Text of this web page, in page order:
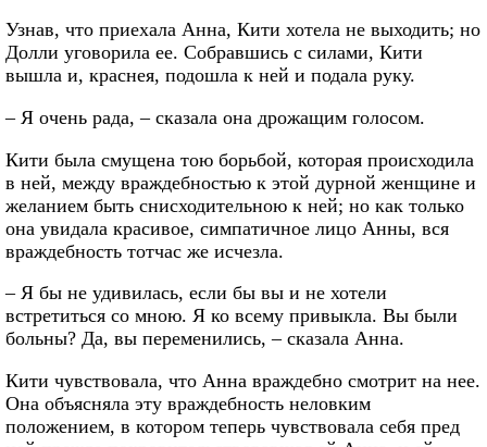
Узнав, что приехала Анна, Кити хотела не выходить; но
Долли уговорила ее. Собравшись с силами, Кити
вышла и, краснея, подошла к ней и подала руку.
– Я очень рада, – сказала она дрожащим голосом.
Кити была смущена тою борьбой, которая происходила
в ней, между враждебностью к этой дурной женщине и
желанием быть снисходительною к ней; но как только
она увидала красивое, симпатичное лицо Анны, вся
враждебность тотчас же исчезла.
– Я бы не удивилась, если бы вы и не хотели
встретиться со мною. Я ко всему привыкла. Вы были
больны? Да, вы переменились, – сказала Анна.
Кити чувствовала, что Анна враждебно смотрит на нее.
Она объясняла эту враждебность неловким
положением, в котором теперь чувствовала себя пред